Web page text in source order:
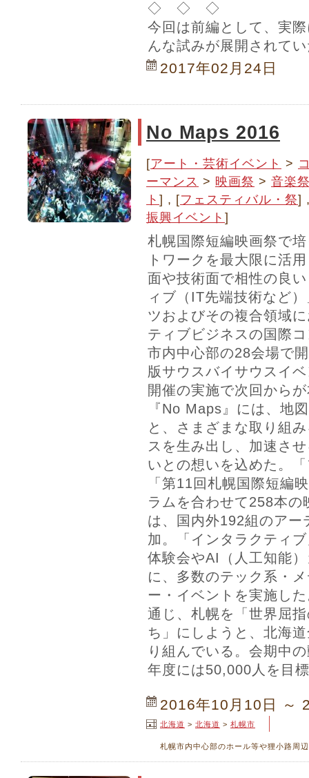
◇ ◇ ◇
今回は前編として、実
んな試みが展開されて
2017年02月24日
No Maps 2016
[アート・芸術イベント >
ーマンス > 映画祭 > 音楽
ト ] , [フェスティバル・祭]
振興イベント ]
札幌国際短編映画祭で
トワークを最大限に活
面や技術面で相性の良
ィブ（IT先端技術など
ツおよびその複合領域
ティブビジネスの国際
市内中心部の28会場で
版サウスバイサウスイ
開催の実施で次回から
『No Maps』には、地
と、さまざまな取り組
スを生み出し、加速さ
いとの想いを込めた。
「第11回札幌国際短編
ラムを合わせて258本
は、国内外192組のア
加。「インタラクティ
体験会やAI（人工知能
に、多数のテック系・
ー・イベントを実施し
通じ、札幌を「世界屈
ち」にしようと、北海
り組んでいる。会期中
年度には50,000人を目
2016年10月10日 ～
北海道 > 北海道 > 札幌市
札幌市内中心部のホール等や狸小路周